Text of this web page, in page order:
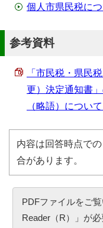
個人市県民税に
参考資料
「市民税・県民
更）決定通知書
（略語）につい
内容は回答時点で
合があります。
PDFファイルをご
Reader（R）」が